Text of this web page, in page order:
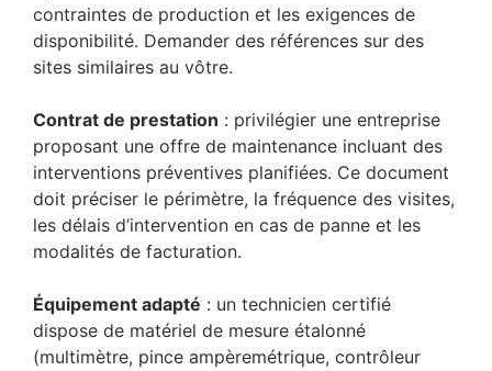
contraintes de production et les exigences de
disponibilité. Demander des références sur des
sites similaires au vôtre.
Contrat de prestation : privilégier une entreprise
proposant une offre de maintenance incluant des
interventions préventives planifiées. Ce document
doit préciser le périmètre, la fréquence des visites,
les délais d’intervention en cas de panne et les
modalités de facturation.
Équipement adapté : un technicien certifié
dispose de matériel de mesure étalonné
(multimètre, pince ampèremétrique, contrôleur